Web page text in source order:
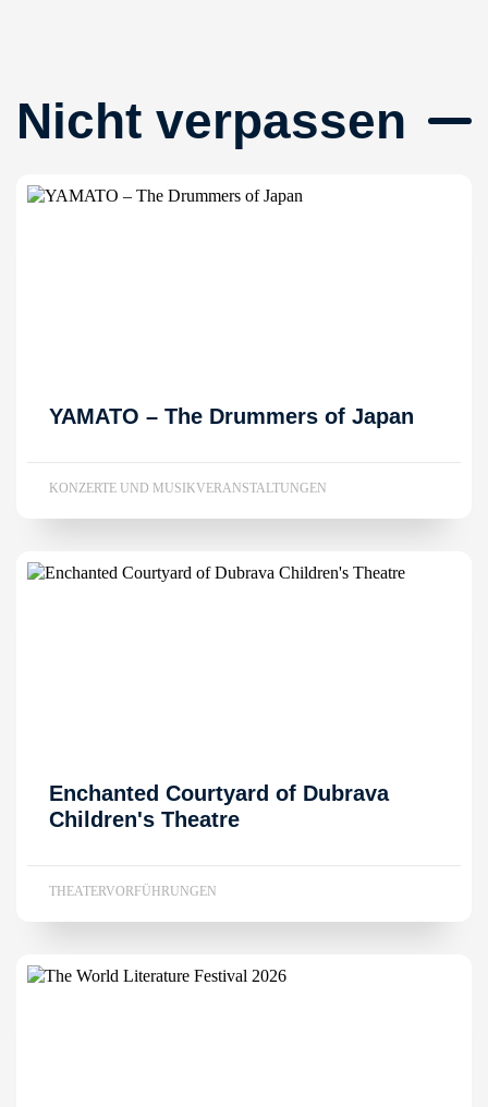
Nicht verpassen
YAMATO – The Drummers of Japan
KONZERTE UND MUSIKVERANSTALTUNGEN
Enchanted Courtyard of Dubrava
Children's Theatre
THEATERVORFÜHRUNGEN